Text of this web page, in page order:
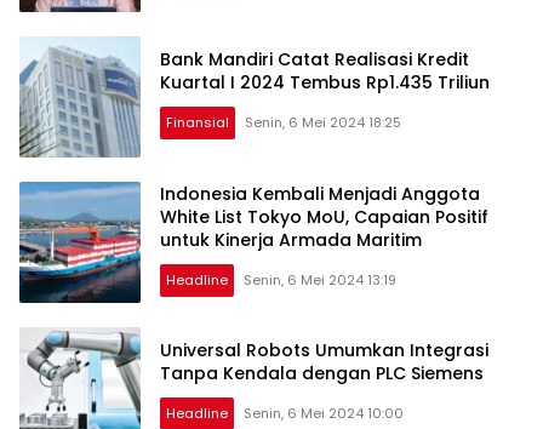
Bank Mandiri Catat Realisasi Kredit
Kuartal I 2024 Tembus Rp1.435 Triliun
Finansial Senin, 6 Mei 2024 18:25
Indonesia Kembali Menjadi Anggota
White List Tokyo MoU, Capaian Positif
untuk Kinerja Armada Maritim
Headline Senin, 6 Mei 2024 13:19
Universal Robots Umumkan Integrasi
Tanpa Kendala dengan PLC Siemens
Headline Senin, 6 Mei 2024 10:00